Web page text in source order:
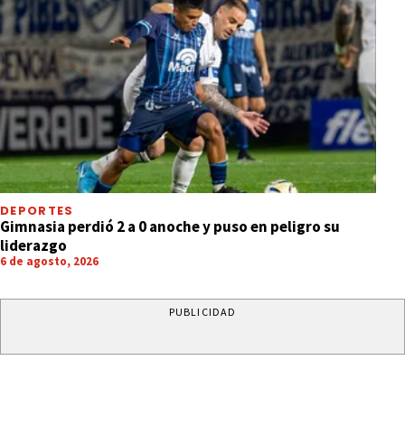
DEPORTES
Gimnasia perdió 2 a 0 anoche y puso en peligro su
liderazgo
6 de agosto, 2026
PUBLICIDAD